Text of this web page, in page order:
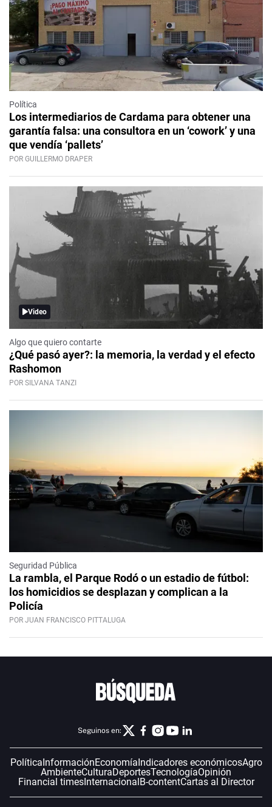
Política
Los intermediarios de Cardama para obtener una
garantía falsa: una consultora en un ‘cowork’ y una
que vendía ‘pallets’
POR GUILLERMO DRAPER
Video
Algo que quiero contarte
¿Qué pasó ayer?: la memoria, la verdad y el efecto
Rashomon
POR SILVANA TANZI
Seguridad Pública
La rambla, el Parque Rodó o un estadio de fútbol:
los homicidios se desplazan y complican a la
Policía
POR JUAN FRANCISCO PITTALUGA
Seguinos en:
Política InformaciónEconomía Indicadores económicosAgro
AmbienteCulturaDeportesTecnologíaOpinión
Financial timesInternacional B-contentCartas al Director